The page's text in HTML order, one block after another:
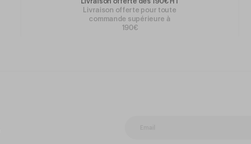
Livraison offerte dès 190€ HT
Livraison offerte pour toute
commande supérieure à
190€